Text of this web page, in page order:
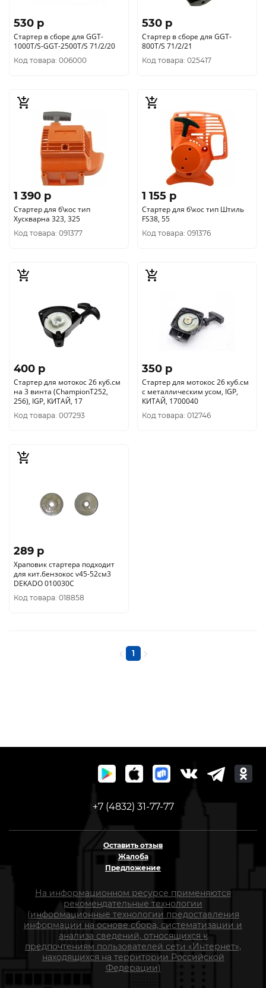
530 p
Стартер в сборе для GGT-
1000T/S-GGT-2500T/S 71/2/20
Код товара: 006000
530 p
Стартер в сборе для GGT-
800T/S 71/2/21
Код товара: 025417
1 390 p
Стартер для б\кос тип
Хускварна 323, 325
Код товара: 091377
1 155 p
Стартер для б\кос тип Штиль
FS38, 55
Код товара: 091376
400 p
Стартер для мотокос 26 куб.см
на 3 винта (ChampionT252,
256), IGP, КИТАЙ, 17
Код товара: 007293
350 p
Стартер для мотокос 26 куб.см
с металлическим усом, IGP,
КИТАЙ, 1700040
Код товара: 012746
289 p
Храповик стартера подходит
для кит.бензокос v45-52см3
DEKADO 010030С
Код товара: 018858
1
+7 (4832) 31-77-77
Оставить отзыв
Жалоба
Предложение
На информационном ресурсе применяются
рекомендательные технологии
(информационные технологии предоставления
информации на основе сбора, систематизации и
анализа сведений, относящихся к
предпочтениям пользователей сети «Интернет»,
находящихся на территории Российской
Федерации)